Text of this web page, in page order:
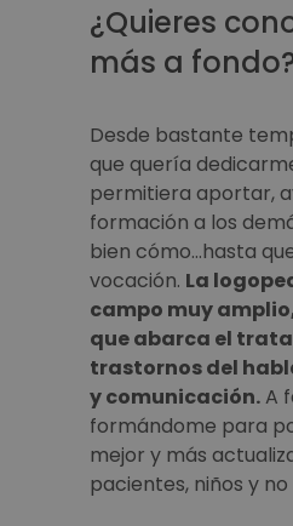
¿Quieres
más a
Desde bastante
que quería
permitiera aportar,
formación a los
bien cómo…hasta
vocación. La
campo muy
que abarca el
trastornos del
y comunicación.A
formándome para
mejor y más
pacientes, niños y